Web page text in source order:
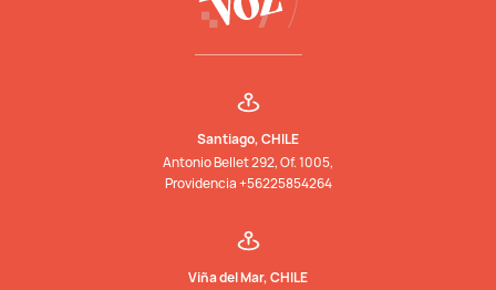
Santiago, CHILE
Antonio Bellet 292, Of. 1005,
Providencia +56225854264
Viña del Mar, CHILE